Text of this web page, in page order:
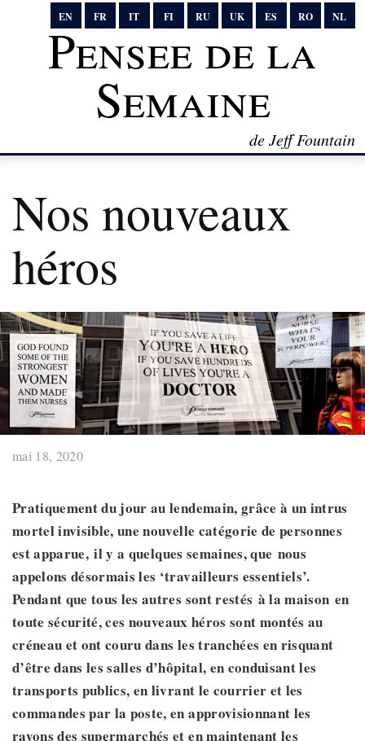
EN FR IT FI RU UK ES RO NL
Pensee de la
Semaine
de Jeff Fountain
Nos nouveaux
héros
mai 18, 2020
Pratiquement du jour au lendemain, grâce à un intrus
mortel invisible, une nouvelle catégorie de personnes
est apparue,il y a quelques semaines,que nous
appelons désormais les ‘travailleurs essentiels’.
Pendant que tous les autres sont restés à la maison en
toute sécurité,ces nouveaux héros sont montés au
créneau et ont couru dans les tranchées en risquant
d’être dans les salles d’hôpital, en conduisant les
transports publics, en livrant le courrier et les
commandes par la poste, en approvisionnant les
rayons des supermarchés et en maintenant les